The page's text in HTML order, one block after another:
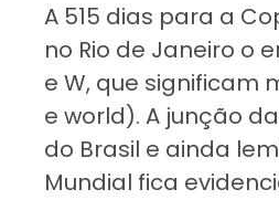
A 515 dias para a
no Rio de Janeiro o
e W, que significam
e world). A junção
do Brasil e ainda
Mundial fica